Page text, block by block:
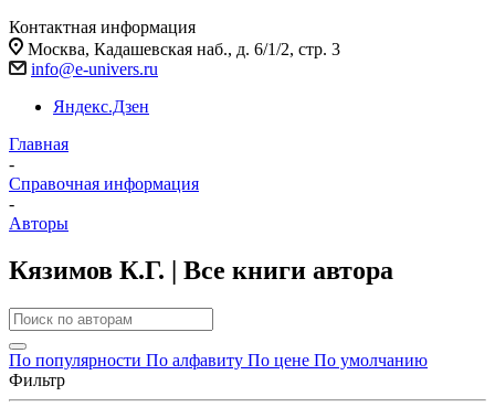
Контактная информация
Москва, Кадашевская наб., д. 6/1/2, стр. 3
info@e-univers.ru
Яндекс.Дзен
Главная
-
Справочная информация
-
Авторы
Кязимов К.Г. | Все книги автора
По популярности По алфавиту По цене По умолчанию
Фильтр